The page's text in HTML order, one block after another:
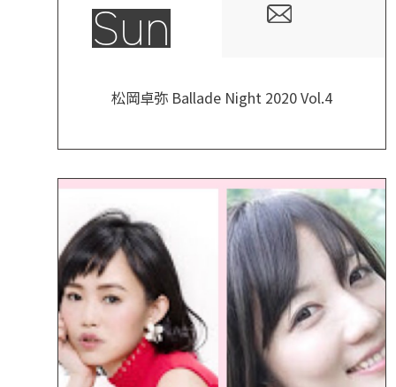
Sun
松岡卓弥 Ballade Night 2020 Vol.4